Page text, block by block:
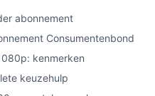
abonnement
Consumentenbond
kenmerken
keuzehulp